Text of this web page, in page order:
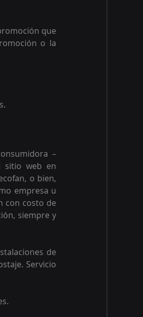
que
o la
–
sitio web en
o bien,
empresa u
con costo de
siempre y
de